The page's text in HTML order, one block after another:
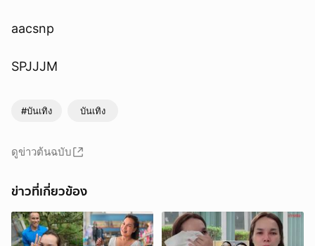
aacsnp
SPJJJM
#บันเทิง บันเทิง
ดูข่าวต้นฉบับ
ข่าวที่เกี่ยวข้อง